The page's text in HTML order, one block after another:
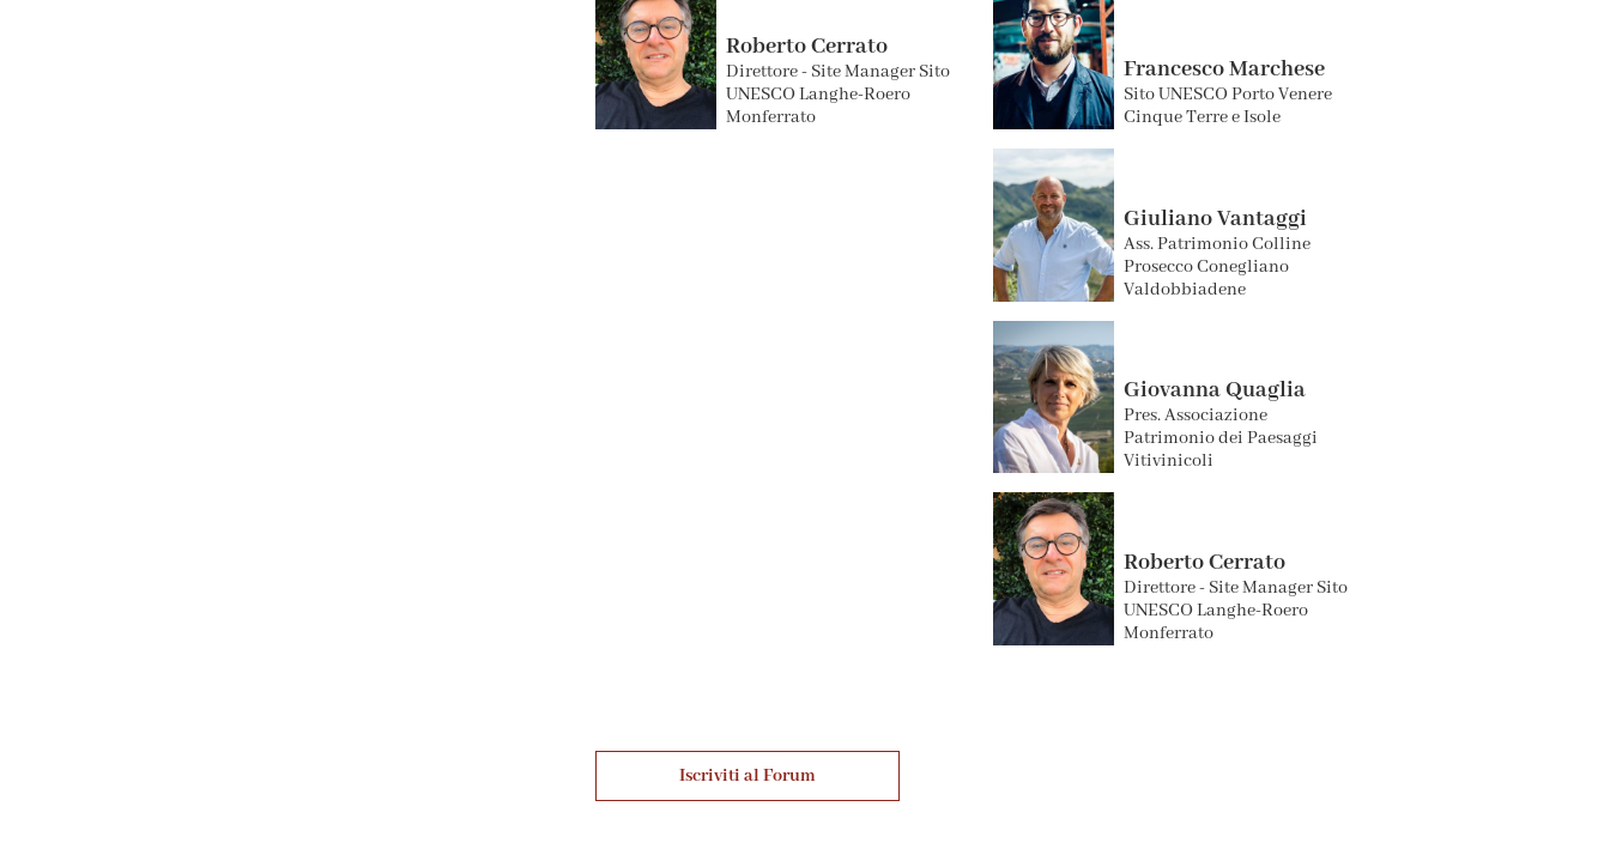
Roberto Cerrato
Direttore - Site Manager Sito
UNESCO Langhe-Roero
Monferrato
Francesco Marchese
Sito UNESCO Porto Venere
Cinque Terre e Isole
Giuliano Vantaggi
Ass. Patrimonio Colline
Prosecco Conegliano
Valdobbiadene
Giovanna Quaglia
Pres. Associazione
Patrimonio dei Paesaggi
Vitivinicoli
Roberto Cerrato
Direttore - Site Manager Sito
UNESCO Langhe-Roero
Monferrato
Iscriviti al Forum